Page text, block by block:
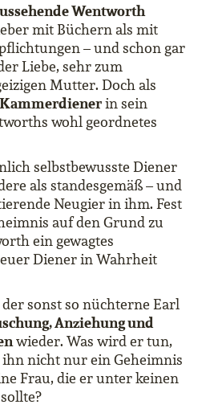
Wentworth
mit Büchern als mit
– und schon gar
Liebe, sehr zum
Mutter. Doch als
in sein
wohl geordnetes
selbstbewusste Diener
als standesgemäß – und
Neugier in ihm. Fest
auf den Grund zu
ein gewagtes
Diener in Wahrheit
sonst so nüchterne Earl
Anziehung und
wieder. Was wird er tun,
nicht nur ein Geheimnis
Frau, die er unter keinen